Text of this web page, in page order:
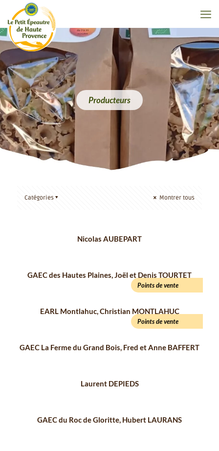
Producteurs
Catégories Montrer tous
Nicolas AUBEPART
GAEC des Hautes Plaines, Joël et Denis TOURTET
Points de vente
EARL Montlahuc, Christian MONTLAHUC
Points de vente
GAEC La Ferme du Grand Bois, Fred et Anne BAFFERT
Laurent DEPIEDS
GAEC du Roc de Gloritte, Hubert LAURANS